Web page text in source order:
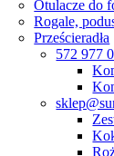
Otulacze do
Rogale,
Prześcieradła
572 977